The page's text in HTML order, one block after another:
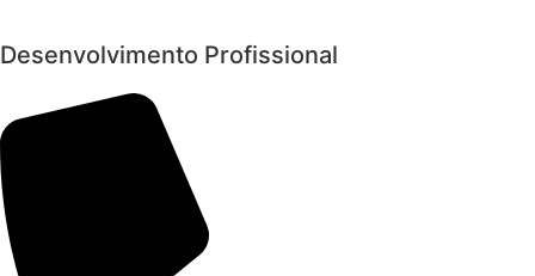
Desenvolvimento Profissional